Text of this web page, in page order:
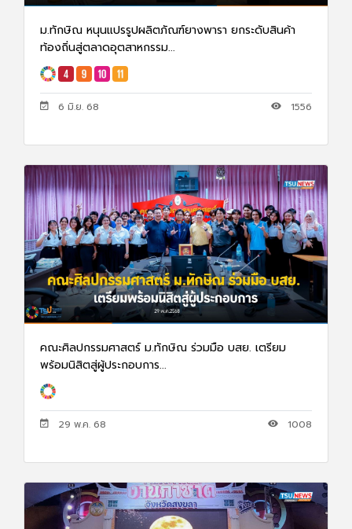
ม.ทักษิณ หนุนแปรรูปผลิตภัณฑ์ยางพารา ยกระดับสินค้า
ท้องถิ่นสู่ตลาดอุตสาหกรรม...
6 มิ.ย. 68 1556
คณะศิลปกรรมศาสตร์ ม.ทักษิณ ร่วมมือ บสย. เตรียม
พร้อมนิสิตสู่ผู้ประกอบการ...
29 พ.ค. 68 1008